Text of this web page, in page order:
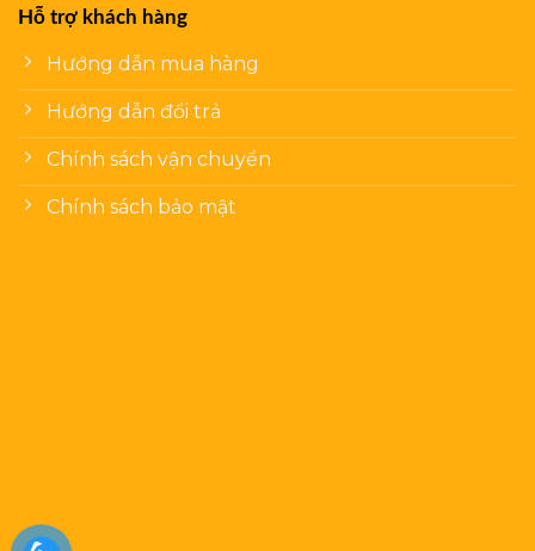
Hỗ trợ khách hàng
Hướng dẫn mua hàng
Hướng dẫn đổi trả
Chính sách vận chuyển
Chính sách bảo mật